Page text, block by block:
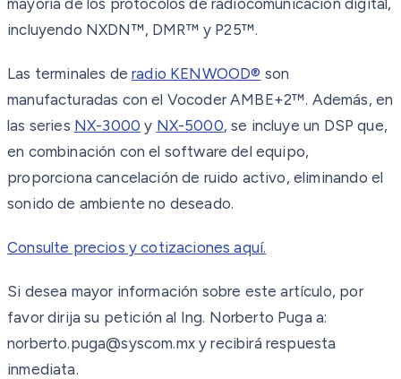
incluyendo NXDN™, DMR™ y P25™.
Las terminales deradio KENWOOD® son
manufacturadas con el Vocoder AMBE+2™. Además, en
las series NX-3000 y NX-5000, se incluye un DSP que,
en combinación con el software del equipo,
proporciona cancelación de ruido activo, eliminando el
sonido de ambiente no deseado.
Consulte precios y cotizaciones aquí.
Si desea mayor información sobre este artículo, por
favor dirija su petición al Ing. Norberto Puga a:
norberto.puga@syscom.mx y recibirá respuesta
inmediata.